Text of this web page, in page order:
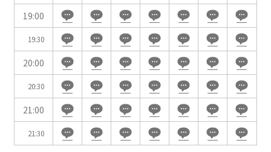
19:00
19:30
20:00
20:30
21:00
21:30
e-sports大会
プレス発表
試験
展示会・販売会
この条件で検索
選択している条件をリセットする